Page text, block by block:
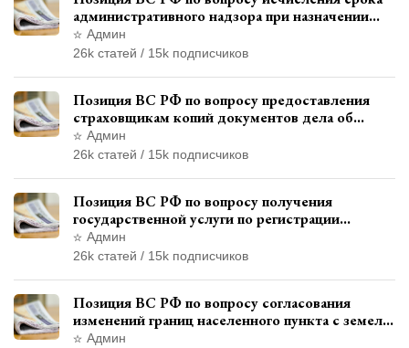
административного надзора при назначении
дополнительного наказания, отличного от
ограничения свободы
Админ
26k статей / 15k подписчиков
Позиция ВС РФ по вопросу предоставления
страховщикам копий документов дела об
административном правонарушении для
автотехнической экспертизы
Админ
26k статей / 15k подписчиков
Позиция ВС РФ по вопросу получения
государственной услуги по регистрации
транспортного средства через представителя
Админ
26k статей / 15k подписчиков
Позиция ВС РФ по вопросу согласования
изменений границ населенного пункта с земель
лесного фонда
Админ